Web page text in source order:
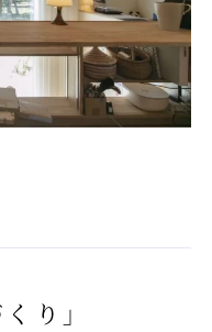
り」